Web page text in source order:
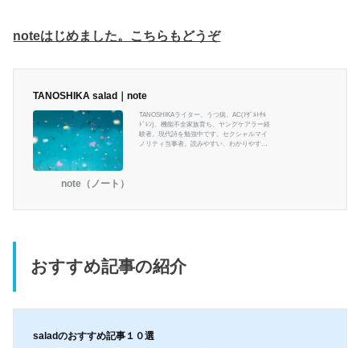
noteはじめました。こちらもどうぞ
TANOSHIKA salad｜note
TANOSHIKAライター。うつ病、AC(ｱﾀﾞﾙﾄﾁﾙ
ﾄﾞﾚﾝ)、機能不全家族育ち、ヤングケアラー経
験者。現代詩を勉強中です。セクシャルマイ
ノリティ当事者。読みやすい、わかりやすい
note（ノート）
おすすめ記事の紹介
saladのおすすめ記事１０選